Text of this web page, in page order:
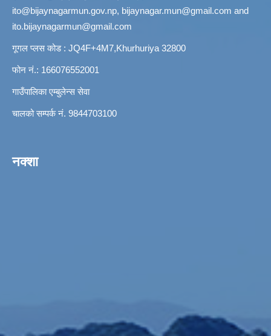
ito@bijaynagarmun.gov.np, bijaynagar.mun@gmail.com and
ito.bijaynagarmun@gmail.com
गूगल प्लस कोड : JQ4F+4M7,Khurhuriya 32800
फोन नं.: 166076552001
गाउँपालिका एम्बुलेन्स सेवा
चालको सम्पर्क नं. 9844703100
नक्शा